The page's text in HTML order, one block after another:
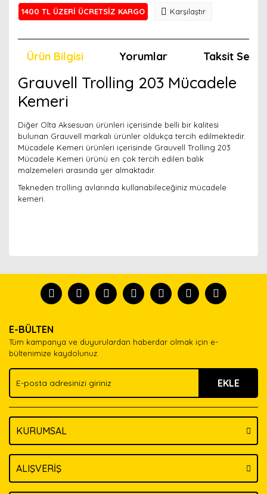
1400 TL ÜZERİ ÜCRETSİZ KARGO Karşılaştır
Ürün Bilgisi Yorumlar Taksit
Grauvell Trolling 203 Mücadele
Kemeri
Diğer Olta Aksesuarı ürünleri içerisinde belli bir kalitesi
bulunan Grauvell markalı ürünler oldukça tercih edilmektedir.
Mücadele Kemeri ürünleri içerisinde Grauvell Trolling 203
Mücadele Kemeri ürünü en çok tercih edilen balık
malzemeleri arasında yer almaktadır.
Tekneden trolling avlarında kullanabileceğiniz mücadele
kemeri.
tanısın.
formunu kullanarak tarafımıza iletebilirsiniz.
Görüş ve önerileriniz için teşekkür ederiz.
Ürün açıklamasında eksik bilgiler bulunuyor.
Ürün bilgilerinde hatalar bulunuyor.
Ürün fiyatı diğer sitelerden daha pahalı.
Bu ürüne benzer farklı alternatifler olmalı.
E-BÜLTEN
Tüm kampanya ve duyurulardan haberdar olmak için e-
bültenimize kaydolunuz.
EKLE
KURUMSAL
ALIŞVERİŞ